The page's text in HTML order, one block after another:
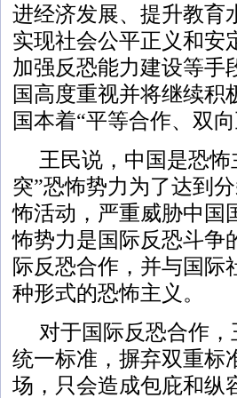
进经济发展、提升教育
实现社会公平正义和安
加强反恐能力建设等手
国高度重视并将继续积
国本着“平等合作、双
王民说，中国是恐
突”恐怖势力为了达到
怖活动，严重威胁中国
怖势力是国际反恐斗争
际反恐合作，并与国际
种形式的恐怖主义。
对于国际反恐合作
统一标准，摒弃双重标
场，只会造成包庇和纵